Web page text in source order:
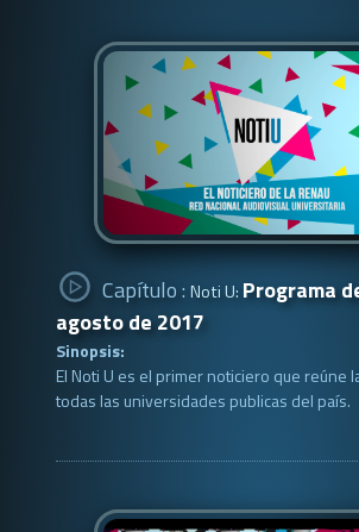
Capítulo : Noti U: Programa
agosto de 2017
Sinopsis:
El Noti U es el primer noticiero que reúne
todas las universidades publicas del país.